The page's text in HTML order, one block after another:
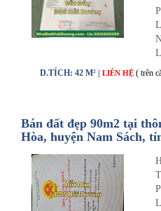
D.TÍCH: 42 M² | LIÊN HỆ ( trên
Bán đất đẹp 90m2 tại
Hòa, huyện Nam Sách,